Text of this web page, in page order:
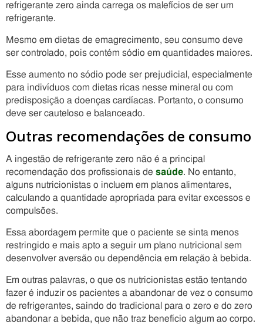
refrigerante zero ainda carrega os malefícios de ser um
refrigerante.
Mesmo em dietas de emagrecimento, seu consumo deve
ser controlado, pois contém sódio em quantidades maiores.
Esse aumento no sódio pode ser prejudicial, especialmente
para indivíduos com dietas ricas nesse mineral ou com
predisposição a doenças cardíacas. Portanto, o consumo
deve ser cauteloso e balanceado.
Outras recomendações de consumo
A ingestão de refrigerante zero não é a principal
recomendação dos profissionais de saúde. No entanto,
alguns nutricionistas o incluem em planos alimentares,
calculando a quantidade apropriada para evitar excessos e
compulsões.
Essa abordagem permite que o paciente se sinta menos
restringido e mais apto a seguir um plano nutricional sem
desenvolver aversão ou dependência em relação à bebida.
Em outras palavras, o que os nutricionistas estão tentando
fazer é induzir os pacientes a abandonar de vez o consumo
de refrigerantes, saindo do tradicional para o zero e do zero
abandonar a bebida, que não traz benefício algum ao corpo.